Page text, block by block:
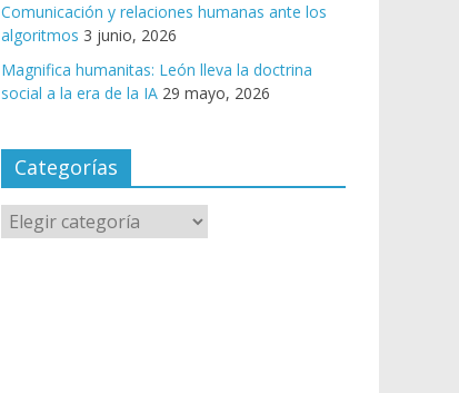
Comunicación y relaciones humanas ante los
algoritmos 3 junio, 2026
Magnifica humanitas: León lleva la doctrina
social a la era de la IA 29 mayo, 2026
Categorías